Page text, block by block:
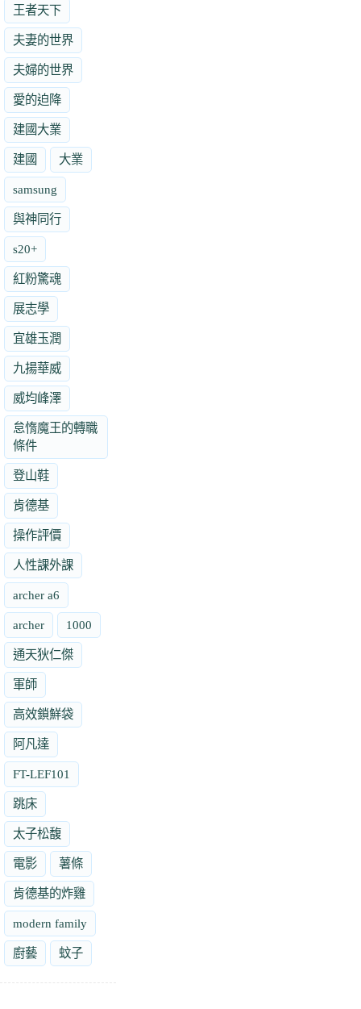
王者天下
夫妻的世界
夫婦的世界
愛的迫降
建國大業
建國 大業
samsung
與神同行
s20+
紅粉驚魂
展志學
宜雄玉潤
九揚華威
威均峰澤
怠惰魔王的轉職
條件
登山鞋
肯德基
操作評價
人性課外課
archer a6
archer 1000
通天狄仁傑
軍師
高效鎖鮮袋
阿凡達
FT-LEF101
跳床
太子松馥
電影 薯條
肯德基的炸雞
modern family
廚藝 蚊子